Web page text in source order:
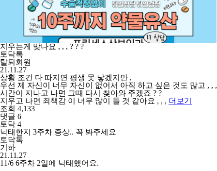
지우는게 맞나요 , , , ? ? ?
토닥톡
탈퇴회원
21.11.27
상황 조건 다 따지면 평생 못 낳겠지만 ,
우선 제 자신이 너무 자신이 없어서 아직 하고 싶은 것도 많고 , , ,
시간이 지나고 나면 그때 다시 찾아와 주겠죠 ? ?
지우고 나면 죄책감 이 너무 많이 들 것 같아요 , , , 더보기
조회 4,133
댓글 6
토닥 4
낙태한지 3주차 증상.. 꼭 봐주세요
토닥톡
기하
21.11.27
11/6 6주차 2일에 낙태했어요.